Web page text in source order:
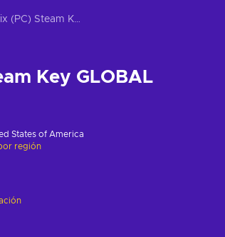
Solarix (PC) Steam Key GLOBAL
Key GLOBAL
States of America
región